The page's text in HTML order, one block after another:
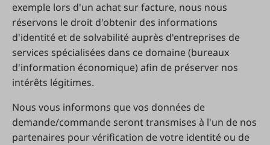
exemple lors d'un achat sur facture, nous nous
réservons le droit d'obtenir des informations
d'identité et de solvabilité auprès d'entreprises de
services spécialisées dans ce domaine (bureaux
d'information économique) afin de préserver nos
intérêts légitimes.
Nous vous informons que vos données de
demande/commande seront transmises à l'un de nos
partenaires pour vérification de votre identité ou de